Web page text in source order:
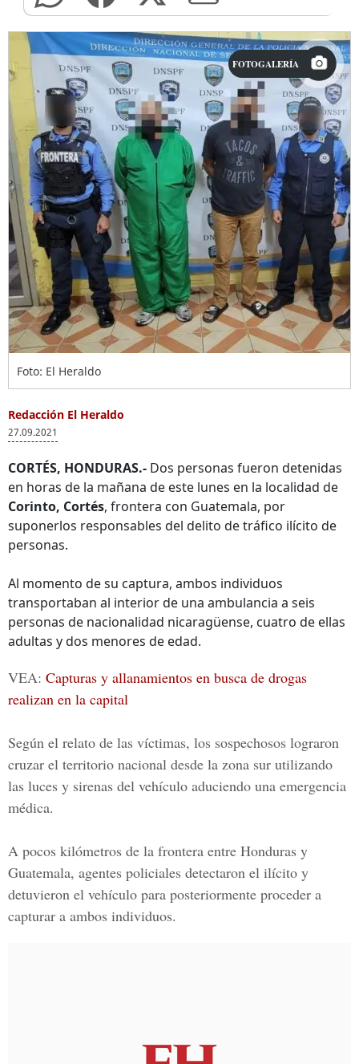
FOTOGALERÍA
Foto: El Heraldo
Redacción El Heraldo
27.09.2021
CORTÉS, HONDURAS.- Dos personas fueron detenidas
en horas de la mañana de este lunes en la localidad de
Corinto, Cortés, frontera con Guatemala, por
suponerlos responsables del delito de tráfico ilícito de
personas.
Al momento de su captura, ambos individuos
transportaban al interior de una ambulancia a seis
personas de nacionalidad nicaragüense, cuatro de ellas
adultas y dos menores de edad.
VEA: Capturas y allanamientos en busca de drogas
realizan en la capital
Según el relato de las víctimas, los sospechosos lograron
cruzar el territorio nacional desde la zona sur utilizando
las luces y sirenas del vehículo aduciendo una emergencia
médica.
A pocos kilómetros de la frontera entre Honduras y
Guatemala, agentes policiales detectaron el ilícito y
detuvieron el vehículo para posteriormente proceder a
capturar a ambos individuos.